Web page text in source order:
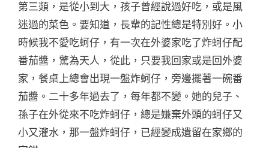
第三類，是從小到大，孩子曾經說過好吃，或是風
迷過的菜色。要知道，長輩的記性總是特別好。小
時候我不愛吃蚵仔，有一次在外婆家吃了炸蚵仔配
番茄醬，驚為天人，從此，只要我回家或是回外婆
家，餐桌上總會出現一盤炸蚵仔，旁邊擺著一碗番
茄醬。二十多年過去了，每年都不變。她的兒子、
孫子在外從來不吃炸蚵仔，總是嫌棄外頭的蚵仔又
小又灌水，那一盤炸蚵仔，已經變成遺留在家鄉的